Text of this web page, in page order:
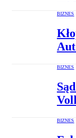
BIZNES
BIZNES
BIZNES